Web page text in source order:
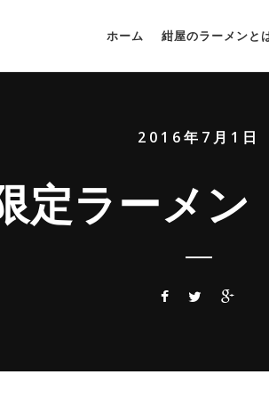
ホーム 紺屋のラーメンと
2016年7月1日
定ラー